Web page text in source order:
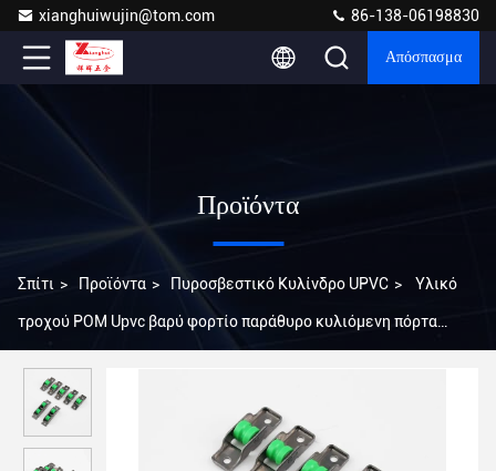
xianghuiwujin@tom.com 86-138-06198830
Απόσπασμα
Προϊόντα
Σπίτι > Προϊόντα > Πυροσβεστικό Κυλίνδρο UPVC > Υλικό
τροχού POM Upvc βαρύ φορτίο παράθυρο κυλιόμενη πόρτα